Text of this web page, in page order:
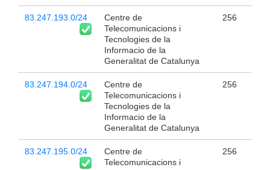
83.247.193.0/24
Centre de
Telecomunicacions i
Tecnologies de la
Informacio de la
Generalitat de Catalunya
256
83.247.194.0/24
Centre de
Telecomunicacions i
Tecnologies de la
Informacio de la
Generalitat de Catalunya
256
83.247.195.0/24
Centre de
Telecomunicacions i
256